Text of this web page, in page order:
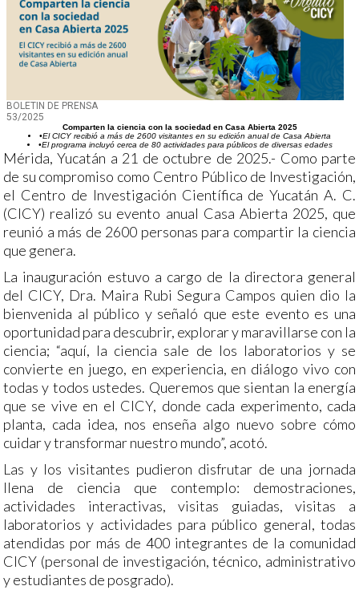
BOLETIN DE PRENSA
53/2025
Comparten la ciencia con la sociedad en Casa Abierta 2025
•El CICY recibió a más de 2600 visitantes en su edición anual de Casa Abierta
•El programa incluyó cerca de 80 actividades para públicos de diversas edades
Mérida, Yucatán a 21 de octubre de 2025.- Como parte
de su compromiso como Centro Público de Investigación,
el Centro de Investigación Científica de Yucatán A. C.
(CICY) realizó su evento anual Casa Abierta 2025, que
reunió a más de 2600 personas para compartir la ciencia
que genera.
La inauguración estuvo a cargo de la directora general
del CICY, Dra. Maira Rubi Segura Campos quien dio la
bienvenida al público y señaló que este evento es una
oportunidad para descubrir, explorar y maravillarse con la
ciencia; “aquí, la ciencia sale de los laboratorios y se
convierte en juego, en experiencia, en diálogo vivo con
todas y todos ustedes. Queremos que sientan la energía
que se vive en el CICY, donde cada experimento, cada
planta, cada idea, nos enseña algo nuevo sobre cómo
cuidar y transformar nuestro mundo”, acotó.
Las y los visitantes pudieron disfrutar de una jornada
llena de ciencia que contemplo: demostraciones,
actividades interactivas, visitas guiadas, visitas a
laboratorios y actividades para público general, todas
atendidas por más de 400 integrantes de la comunidad
CICY (personal de investigación, técnico, administrativo
y estudiantes de posgrado).